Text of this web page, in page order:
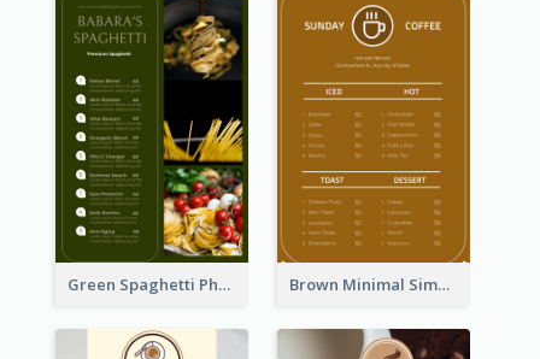
Green Spaghetti Photos Grand Restaurant Menu Brown Minimal Simple Cafe Menu